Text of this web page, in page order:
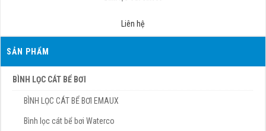
Liên hệ
SẢN PHẨM
BÌNH LỌC CÁT BỂ BƠI
BÌNH LỌC CÁT BỂ BƠI EMAUX
Bình lọc cát bể bơi Waterco